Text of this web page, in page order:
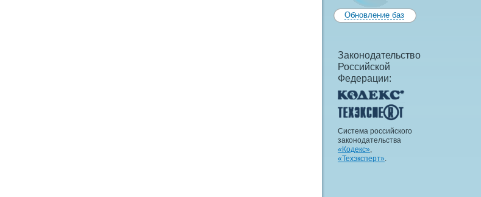
Обновление баз
Законодательство
Российской
Федерации:
Система российского
законодательства
«Кодекс»,
«Техэксперт».